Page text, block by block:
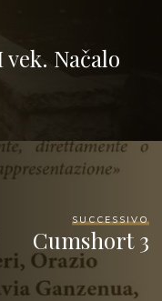
Načalo
SUCCESSIVO
Cumshort 3